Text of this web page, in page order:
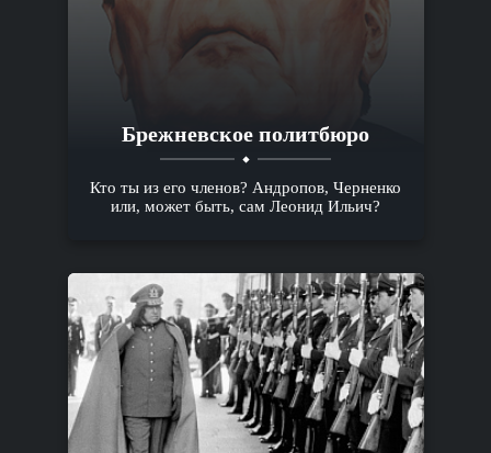
Брежневское политбюро
Кто ты из его членов? Андропов, Черненко
или, может быть, сам Леонид Ильич?